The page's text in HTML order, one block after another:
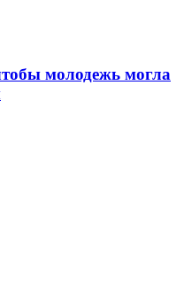
молодежь могла